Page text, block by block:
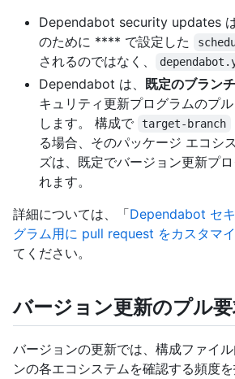
Dependabot security updates
のために **** で設定した
されるのではなく、
Dependabot は、 既定のブラン
キュリティ更新プログラムのプ
します。 構成で
target-branch
る場合、そのパッケージ エコシ
ズは、既定でバージョン更新プ
れます。
詳細については、「Dependabot セ
グラム用に pull request をカスタマ
てください。
バージョン更新のプル
バージョンの更新では、構成ファイ
ンの各エコシステムを確認する頻度